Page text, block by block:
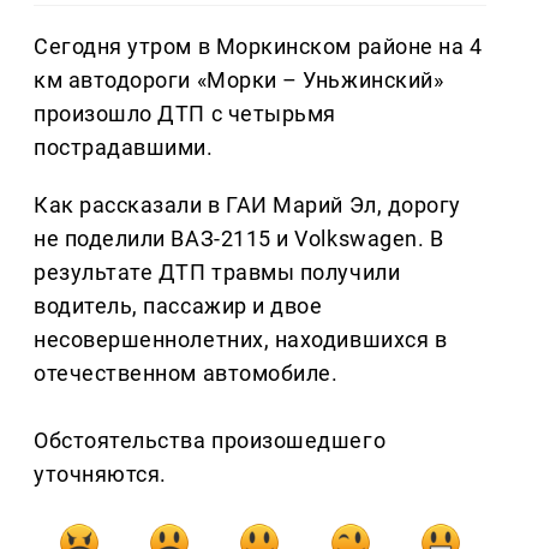
Сегодня утром в Моркинском районе на 4
км автодороги «Морки – Уньжинский»
произошло ДТП с четырьмя
пострадавшими.
Как рассказали в ГАИ Марий Эл, дорогу
не поделили ВАЗ-2115 и Volkswagen. В
результате ДТП травмы получили
водитель, пассажир и двое
несовершеннолетних, находившихся в
отечественном автомобиле.
Обстоятельства произошедшего
уточняются.